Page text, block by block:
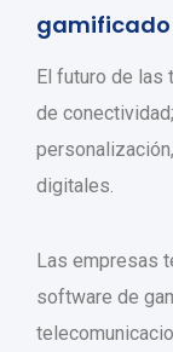
gamificado
El futuro de las
de
digitales.
Las empresas
software de